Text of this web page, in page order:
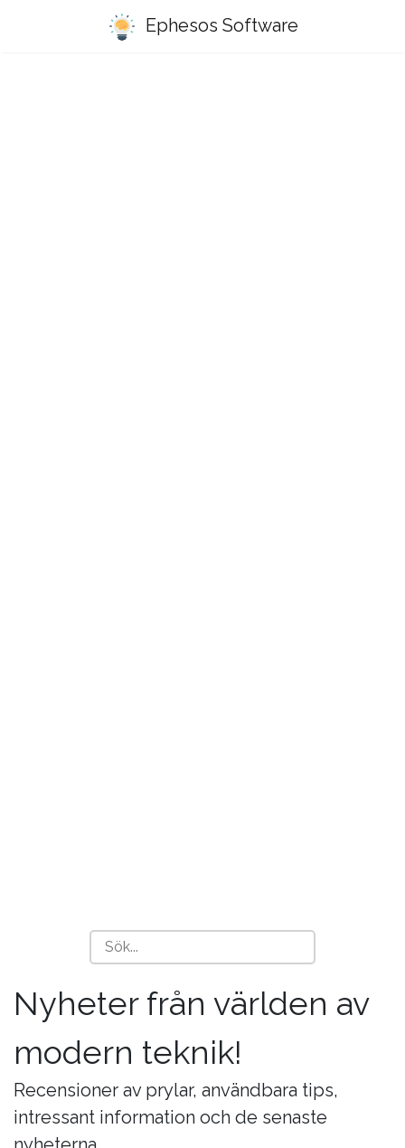
Ephesos Software
Nyheter från världen av
modern teknik!
Recensioner av prylar, användbara tips,
intressant information och de senaste